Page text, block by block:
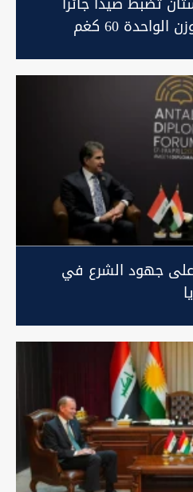
60 كغم
على جهود الشرع في